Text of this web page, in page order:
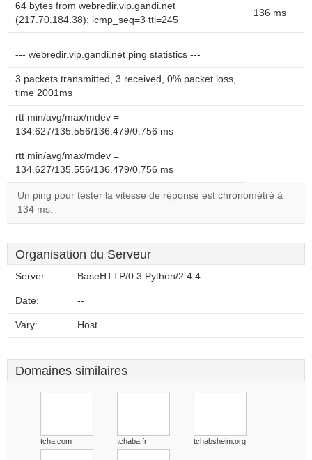
64 bytes from webredir.vip.gandi.net
(217.70.184.38): icmp_seq=3 ttl=245
136 ms
--- webredir.vip.gandi.net ping statistics ---
3 packets transmitted, 3 received, 0% packet loss,
time 2001ms
rtt min/avg/max/mdev =
134.627/135.556/136.479/0.756 ms
rtt min/avg/max/mdev =
134.627/135.556/136.479/0.756 ms
Un ping pour tester la vitesse de réponse est chronométré à
134 ms.
Organisation du Serveur
Server: BaseHTTP/0.3 Python/2.4.4
Date: --
Vary: Host
Domaines similaires
tcha.com tchaba.fr tchabsheim.org